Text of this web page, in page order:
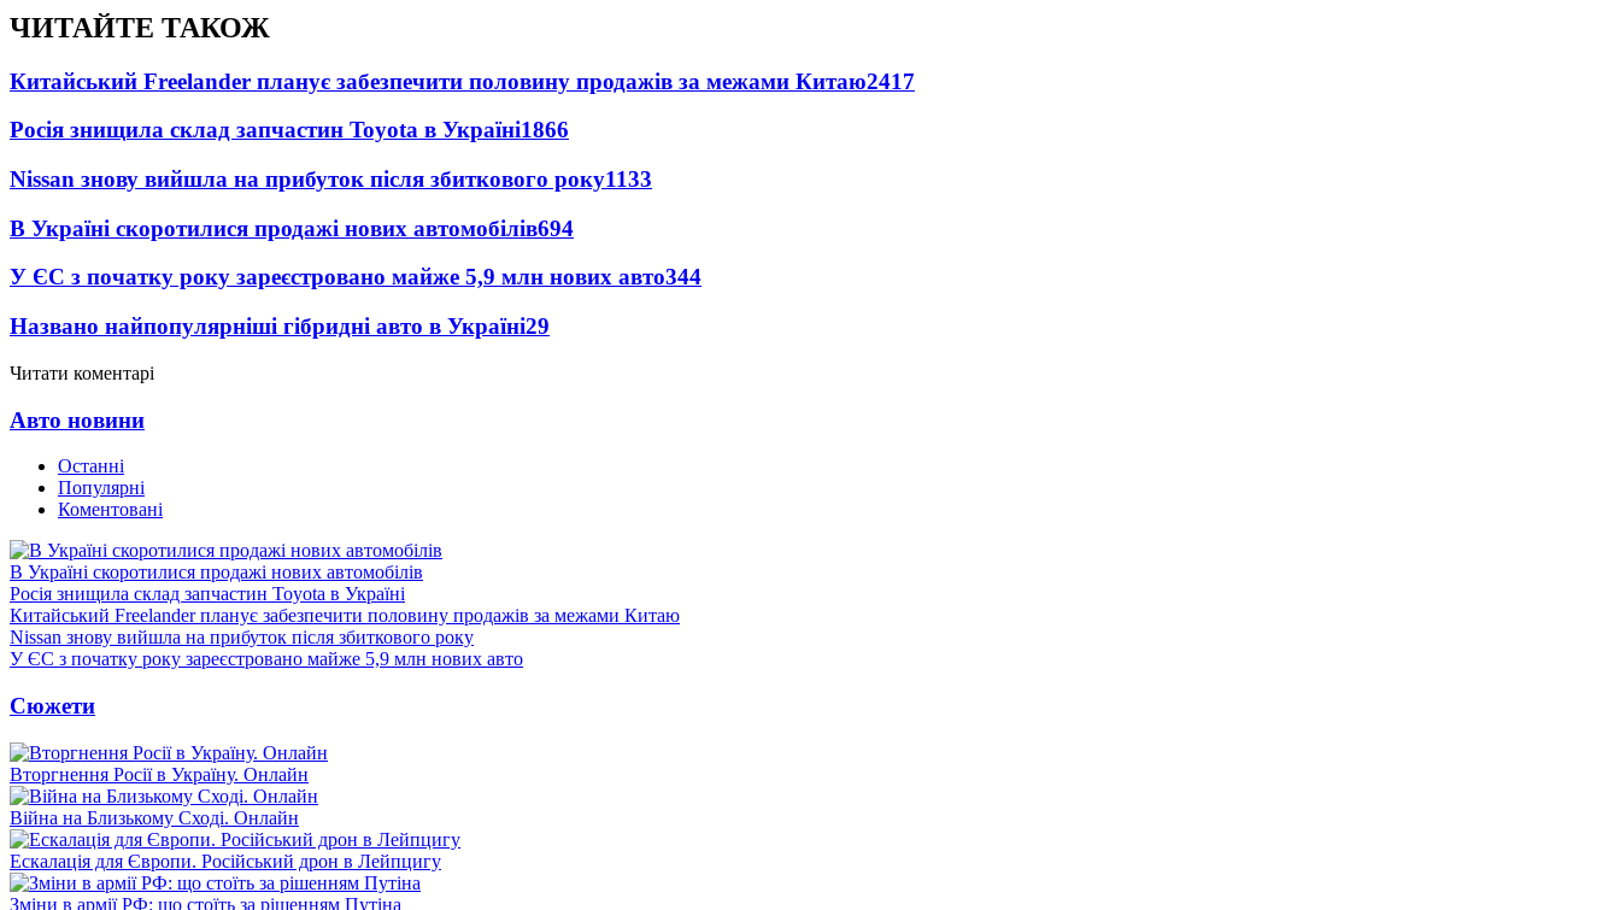
ЧИТАЙТЕ ТАКОЖ
Китайський Freelander планує забезпечити половину продажів за межами Китаю2417
Росія знищила склад запчастин Toyota в Україні1866
Nissan знову вийшла на прибуток після збиткового року1133
В Україні скоротилися продажі нових автомобілів694
У ЄС з початку року зареєстровано майже 5,9 млн нових авто344
Названо найпопулярніші гібридні авто в Україні29
Читати коментарі
Авто новини
Останні
Популярні
Коментовані
В Україні скоротилися продажі нових автомобілів
Росія знищила склад запчастин Toyota в Україні
Китайський Freelander планує забезпечити половину продажів за межами Китаю
Nissan знову вийшла на прибуток після збиткового року
У ЄС з початку року зареєстровано майже 5,9 млн нових авто
Сюжети
Вторгнення Росії в Україну. Онлайн
Війна на Близькому Сході. Онлайн
Ескалація для Європи. Російський дрон в Лейпцигу
Зміни в армії РФ: що стоїть за рішенням Путіна